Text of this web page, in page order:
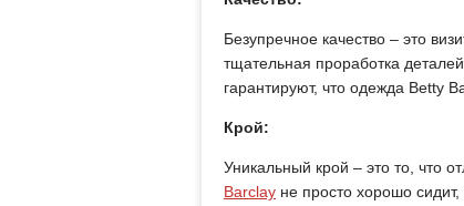
Безупречное качество – это
тщательная проработка
гарантируют, что одежда Betty
Крой:
Уникальный крой – это то, что
Barclay не просто хорошо